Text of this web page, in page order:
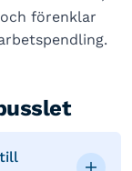
förenklar